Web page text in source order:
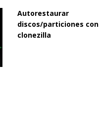
Autorestaurar
discos/particiones con
clonezilla